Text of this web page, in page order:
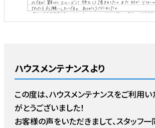
ハウスメンテナンスより
この度は、ハウスメンテナンスをご利用
がとうございました！
お客様の声をいただきまして、スタッフ